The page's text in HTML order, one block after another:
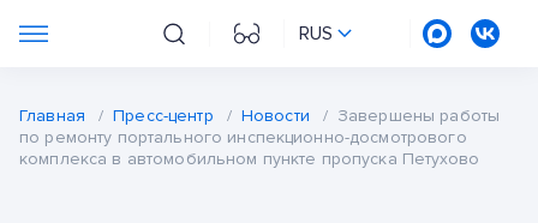
RUS
Главная / Пресс-центр / Новости / Завершены работы
по ремонту портального инспекционно-досмотрового
комплекса в автомобильном пункте пропуска Петухово